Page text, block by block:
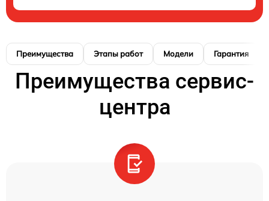
Преимущества Этапы работ Модели Гарантия
Преимущества сервис-
центра